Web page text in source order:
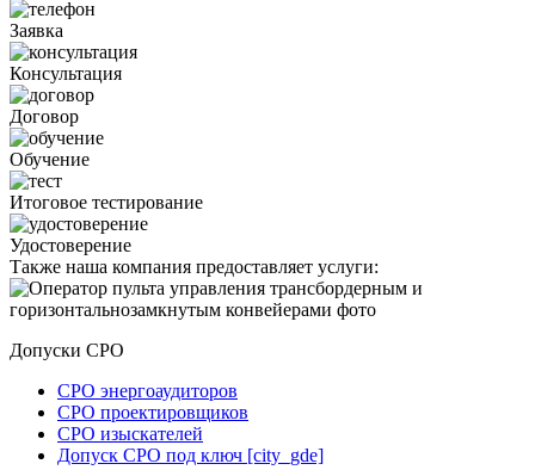
Заявка
Консультация
Договор
Обучение
Итоговое тестирование
Удостоверение
Также наша компания предоставляет услуги:
Допуски СРО
СРО энергоаудиторов
СРО проектировщиков
СРО изыскателей
Допуск СРО под ключ [city_gde]